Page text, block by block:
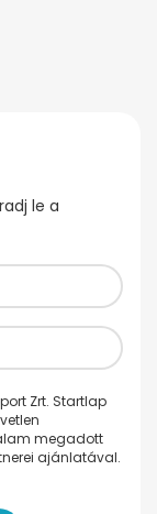
le a
Zrt. Startlap
megadott
ajánlatával.